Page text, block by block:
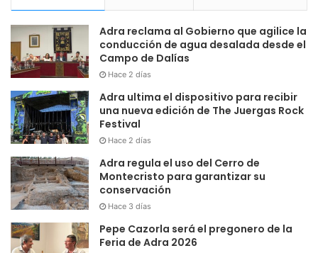
Adra reclama al Gobierno que agilice la
conducción de agua desalada desde el
Campo de Dalías
Hace 2 días
Adra ultima el dispositivo para recibir
una nueva edición de The Juergas Rock
Festival
Hace 2 días
Adra regula el uso del Cerro de
Montecristo para garantizar su
conservación
Hace 3 días
Pepe Cazorla será el pregonero de la
Feria de Adra 2026